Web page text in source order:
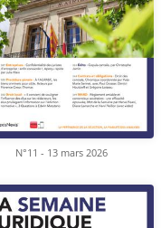
N°11 - 13 mars 2026